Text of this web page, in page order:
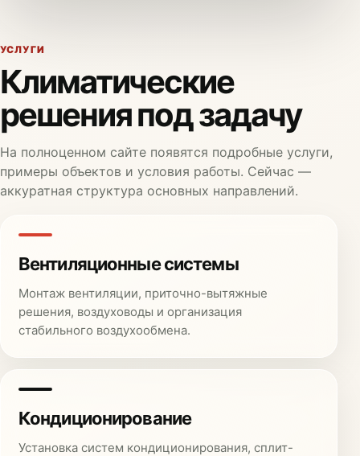
УСЛУГИ
Климатические
решения под задачу
На полноценном сайте появятся подробные услуги,
примеры объектов и условия работы. Сейчас —
аккуратная структура основных направлений.
Вентиляционные системы
Монтаж вентиляции, приточно-вытяжные
решения, воздуховоды и организация
стабильного воздухообмена.
Кондиционирование
Установка систем кондиционирования, сплит-